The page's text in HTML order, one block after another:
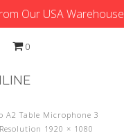
Our USA Warehouse
0
A2 Table Microphone 3
1920 × 1080